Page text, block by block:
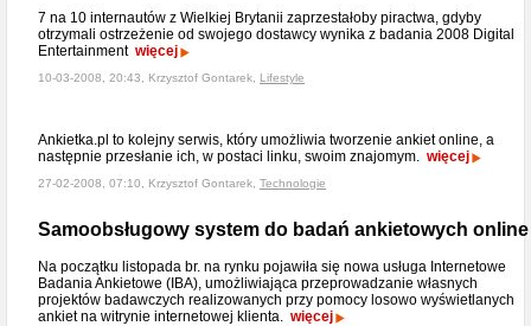
7 na 10 internautów z Wielkiej Brytanii zaprzestałoby piractwa, gdyby
otrzymali ostrzeżenie od swojego dostawcy wynika z badania 2008 Digital
Entertainment więcej
10-03-2008, 20:43, Krzysztof Gontarek, Lifestyle
Ankietka.pl to kolejny serwis, który umożliwia tworzenie ankiet online, a
następnie przesłanie ich, w postaci linku, swoim znajomym. więcej
27-02-2008, 07:10, Krzysztof Gontarek, Technologie
Samoobsługowy system do badań ankietowych online
Na początku listopada br. na rynku pojawiła się nowa usługa Internetowe
Badania Ankietowe (IBA), umożliwiająca przeprowadzanie własnych
projektów badawczych realizowanych przy pomocy losowo wyświetlanych
ankiet na witrynie internetowej klienta. więcej